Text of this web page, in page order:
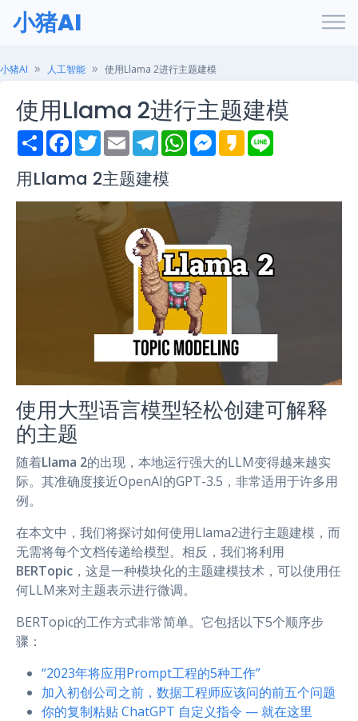
小猪AI
小猪AI 人工智能 使用Llama 2进行主题建模
使用Llama 2进行主题建模
S
h
r
e
F
a
e
b
o
o
T
w
t
t
e
E
m
i
l
T
e
e
g
r
W
h
A
M
e
n
g
K
a
用Llama 2主题建模
使用大型语言模型轻松创建可解释
的主题
随着Llama 2的出现，本地运行强大的LLM变得越来越实
际。其准确度接近OpenAI的GPT-3.5，非常适用于许多用
例。
在本文中，我们将探讨如何使用Llama2进行主题建模，而
无需将每个文档传递给模型。相反，我们将利用
BERTopic ，这是一种模块化的主题建模技术，可以使用任
何LLM来对主题表示进行微调。
BERTopic的工作方式非常简单。它包括以下5个顺序步
骤：
“2023年将应用Prompt工程的5种工作”
加入初创公司之前，数据工程师应该问的前五个问题
你的复制粘贴 ChatGPT 自定义指令 — 就在这里